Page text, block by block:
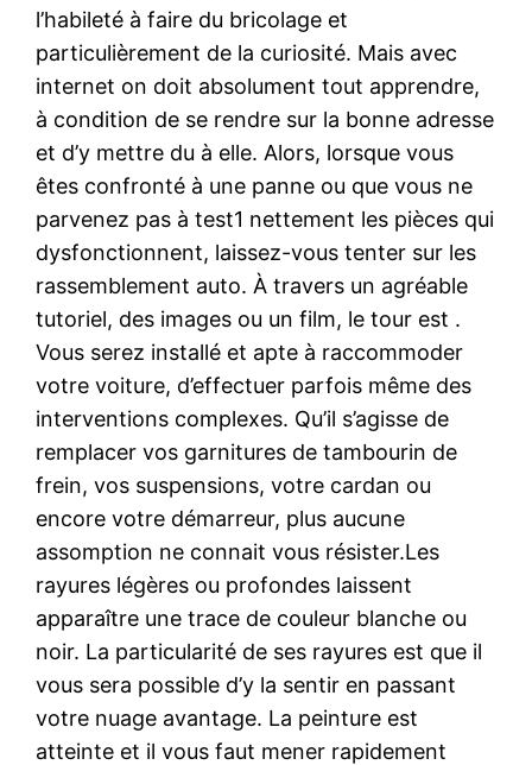
l’habileté à faire du bricolage et
particulièrement de la curiosité. Mais avec
internet on doit absolument tout apprendre,
à condition de se rendre sur la bonne adresse
et d’y mettre du à elle. Alors, lorsque vous
êtes confronté à une panne ou que vous ne
parvenez pas à test1 nettement les pièces qui
dysfonctionnent, laissez-vous tenter sur les
rassemblement auto. À travers un agréable
tutoriel, des images ou un film, le tour est .
Vous serez installé et apte à raccommoder
votre voiture, d’effectuer parfois même des
interventions complexes. Qu’il s’agisse de
remplacer vos garnitures de tambourin de
frein, vos suspensions, votre cardan ou
encore votre démarreur, plus aucune
assomption ne connait vous résister.Les
rayures légères ou profondes laissent
apparaître une trace de couleur blanche ou
noir. La particularité de ses rayures est que il
vous sera possible d’y la sentir en passant
votre nuage avantage. La peinture est
atteinte et il vous faut mener rapidement